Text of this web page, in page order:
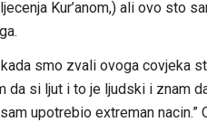
Kur’anom,) ali ovo sto
smo zvali ovoga covjeka
da si ljut i to je ljudski i znam
upotrebio extreman nacin.”